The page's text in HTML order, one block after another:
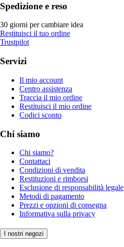
Spedizione e reso
30 giorni per cambiare idea
Restituisci il tuo ordine
Trustpilot
Servizi
Il mio account
Centro assistenza
Traccia il mio ordine
Restituisci il mio ordine
Codici sconto
Chi siamo
Chi siamo?
Contattaci
Condizioni di vendita
Restituzioni e rimborsi
Esclusione di responsabilità legale
Metodi di pagamento
Prezzi e opzioni di consegna
Informativa sulla privacy
I nostri negozi